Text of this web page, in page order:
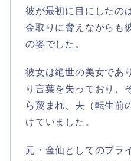
彼が最初に目にしたの
金取りに脅えながらも
の姿でした。
彼女は絶世の美女であ
り言葉を失っており、
ら蔑まれ、夫（転生前
けていました。
元・金仙としてのプラ